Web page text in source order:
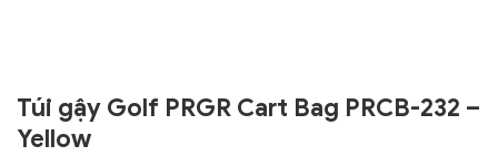
Túi gậy Golf PRGR Cart Bag PRCB-232 –
Yellow